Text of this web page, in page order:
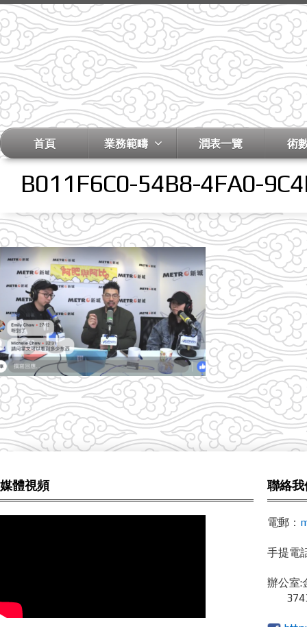
首頁 業務範疇 潤表一覽 術
B011F6C0-54B8-4FA0-
媒體視頻 聯絡我
電郵：
手提電
辦公室: